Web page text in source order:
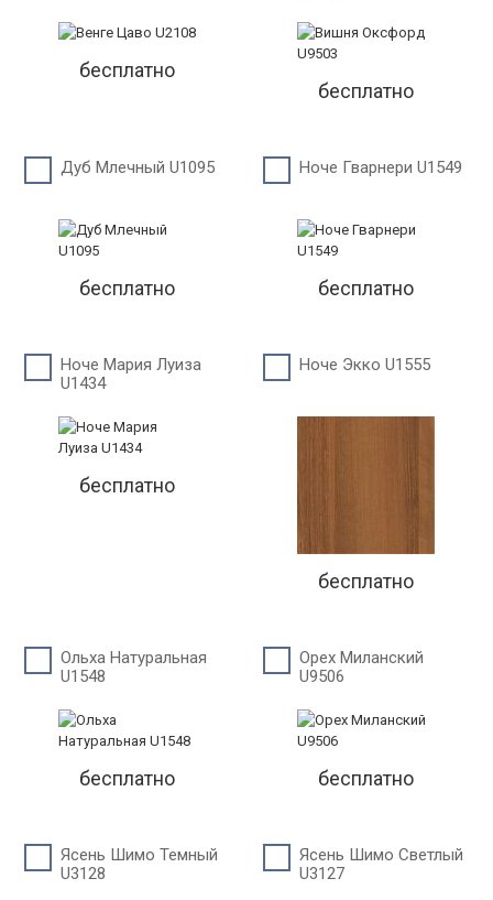
бесплатно
бесплатно
Дуб Млечный U1095
бесплатно
Ноче Гварнери U1549
бесплатно
Ноче Мария Луиза
U1434
бесплатно
Ноче Экко U1555
бесплатно
Ольха Натуральная
U1548
бесплатно
Орех Миланский
U9506
бесплатно
Ясень Шимо Темный
U3128
Ясень Шимо Светлый
U3127